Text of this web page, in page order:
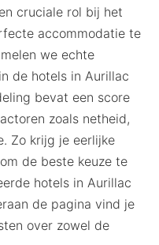
cruciale rol bij het
accommodatie te
we echte
de hotels in Aurillac
bevat een score
zoals netheid,
Zo krijg je eerlijke
de beste keuze te
hotels in Aurillac
de pagina vind je
over zowel de